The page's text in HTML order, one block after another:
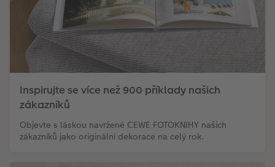
Inspirujte se více než 900 příklady našich
zákazníků
Objevte s láskou navržené CEWE FOTOKNIHY našich
zákazníků jako originální dekorace na celý rok.